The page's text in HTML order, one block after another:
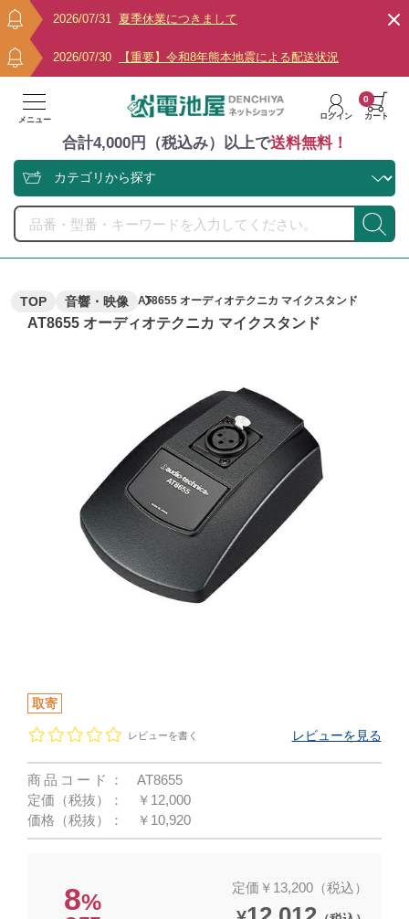
2026/07/31 夏季休業につきまして
2026/07/30 【重要】令和8年熊本地震による配送状況
メニュー ログイン カート
0
合計4,000円（税込み）以上で送料無料！
TOP 音響・映像 AT8655 オーディオテクニカ マイクスタンド
AT8655 オーディオテクニカ マイクスタンド
取寄
レビューを書く レビューを見る
商品コード：
AT8655
定価（税抜）：
￥12,000
価格（税抜）：
￥10,920
8%
定価￥13,200（税込）